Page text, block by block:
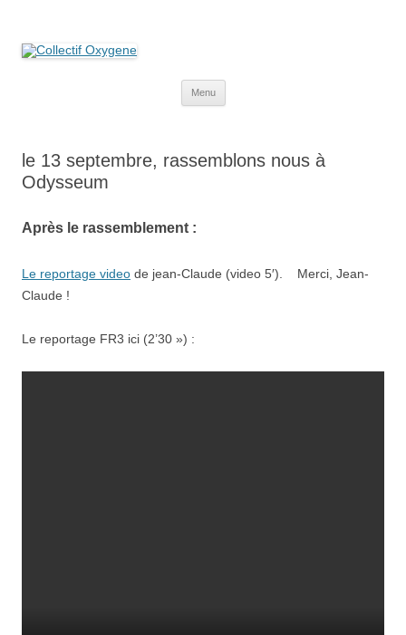
Menu
le 13 septembre, rassemblons nous à
Odysseum
Après le rassemblement :
Le reportage video de jean-Claude (video 5′). Merci, Jean-
Claude !
Le reportage FR3 ici (2’30 ») :